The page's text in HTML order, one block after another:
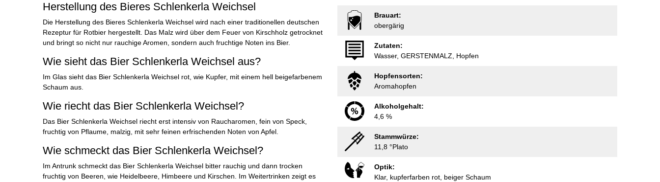
Herstellung des Bieres Schlenkerla Weichsel
Die Herstellung des Bieres Schlenkerla Weichsel wird nach einer traditionellen deutschen
Rezeptur für Rotbier hergestellt. Das Malz wird über dem Feuer von Kirschholz getrocknet
und bringt so nicht nur rauchige Aromen, sondern auch fruchtige Noten ins Bier.
Wie sieht das Bier Schlenkerla Weichsel aus?
Im Glas sieht das Bier Schlenkerla Weichsel rot, wie Kupfer, mit einem hell beigefarbenem
Schaum aus.
Wie riecht das Bier Schlenkerla Weichsel?
Das Bier Schlenkerla Weichsel riecht erst intensiv von Raucharomen, fein von Speck,
fruchtig von Pflaume, malzig, mit sehr feinen erfrischenden Noten von Apfel.
Wie schmeckt das Bier Schlenkerla Weichsel?
Im Antrunk schmeckt das Bier Schlenkerla Weichsel bitter rauchig und dann trocken
fruchtig von Beeren, wie Heidelbeere, Himbeere und Kirschen. Im Weitertrinken zeigt es
Brauart:
obergärig
Zutaten:
Wasser, GERSTENMALZ, Hopfen
Hopfensorten:
Aromahopfen
Alkoholgehalt:
4,6 %
Stammwürze:
11,8 °Plato
Optik:
Klar, kupferfarben rot, beiger Schaum